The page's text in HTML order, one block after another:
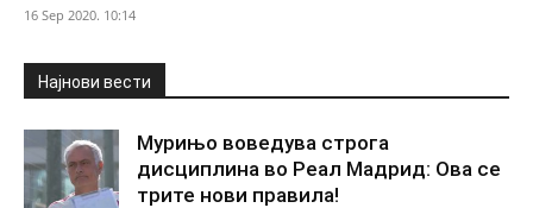
16 Sep 2020. 10:14
Најнови вести
Мурињо воведува строга
дисциплина во Реал Мадрид: Ова се
трите нови правила!